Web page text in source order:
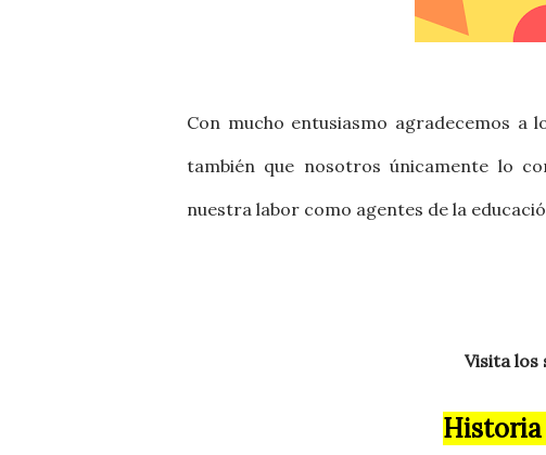
Con mucho entusiasmo agradecemos a
también que nosotros únicamente lo
nuestra labor como agentes de la
Visita los
Historia